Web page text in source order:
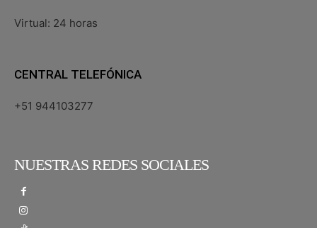
Virtual: 24 horas
CENTRAL TELEFÓNICA
+51 944103277
NUESTRAS REDES SOCIALES